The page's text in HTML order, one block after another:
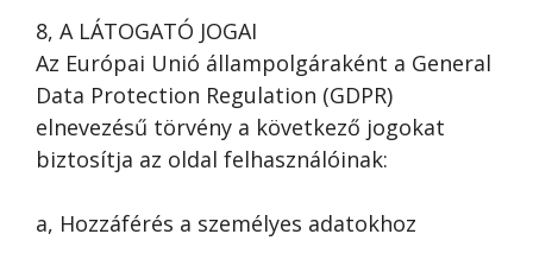
8, A LÁTOGATÓ JOGAI
Az Európai Unió állampolgáraként a General
Data Protection Regulation (GDPR)
elnevezésű törvény a következő jogokat
biztosítja az oldal felhasználóinak:
a, Hozzáférés a személyes adatokhoz